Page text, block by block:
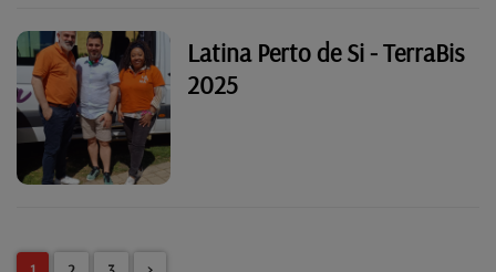
Latina Perto de Si - TerraBis
2025